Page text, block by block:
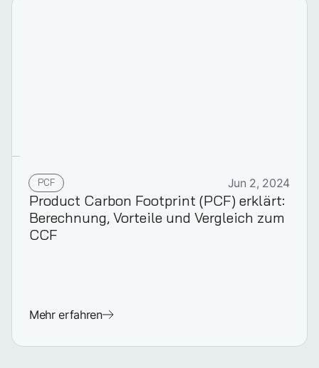
PCF Jun 2, 2024
Product Carbon Footprint (PCF) erklärt:
Berechnung, Vorteile und Vergleich zum
CCF
Mehr erfahren